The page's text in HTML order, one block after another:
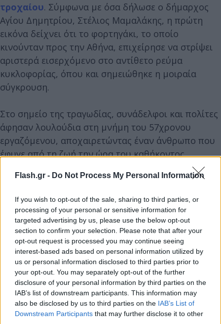
Flash.gr - Do Not Process My Personal Information
If you wish to opt-out of the sale, sharing to third parties, or
processing of your personal or sensitive information for
targeted advertising by us, please use the below opt-out
section to confirm your selection. Please note that after your
opt-out request is processed you may continue seeing
interest-based ads based on personal information utilized by
us or personal information disclosed to third parties prior to
your opt-out. You may separately opt-out of the further
disclosure of your personal information by third parties on the
IAB’s list of downstream participants. This information may
also be disclosed by us to third parties on the IAB’s List of
Downstream Participants that may further disclose it to other
τροχαίου. Σύμφωνα με όσα δήλωσε ο δήμαρχος
Αγίου Δημητρίου, Στέλιος Μαμαλάκης, η πρώτη
εικόνα δείχνει ότι το φορτηγάκι, το οποίο
κινούνταν προς την Αθήνα, επιχείρησε να στρίψει
αριστερά εισερχόμενο στο αντίθετο ρεύμα
κυκλοφορίας, όπου και σημειώθηκε η μοιραία
σύγκρουση.
Στο σημείο της τραγωδίας, συνάδελφοι και πολίτες
άφησαν λουλούδια στη μνήμη του 57χρονου
εργαζόμενου, αποχαιρετώντας έναν άνθρωπο που
έφυγε από τη ζωή την ώρα του καθήκοντος,